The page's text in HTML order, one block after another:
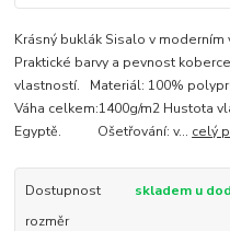
Krásný buklák Sisalo v
Praktické barvy a pevnost
vlastností. Materiál: 100%
Váha celkem:1400g/m2 Hustota
Egyptě. Ošetřování: v... celý
Dostupnost
skladem u
rozměr